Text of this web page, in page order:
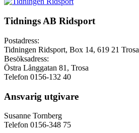
Tidnings AB Ridsport
Postadress:
Tidningen Ridsport, Box 14, 619 21 Trosa
Besöksadress:
Östra Långgatan 81, Trosa
Telefon 0156-132 40
Ansvarig utgivare
Susanne Tornberg
Telefon 0156-348 75